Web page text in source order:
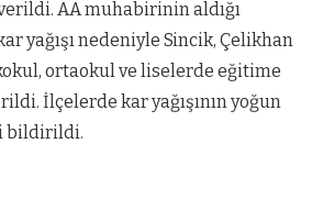
AA muhabirinin aldığı
yağışı nedeniyle Sincik, Çelikhan
ortaokul ve liselerde eğitime
İlçelerde kar yağışının yoğun
bildirildi.